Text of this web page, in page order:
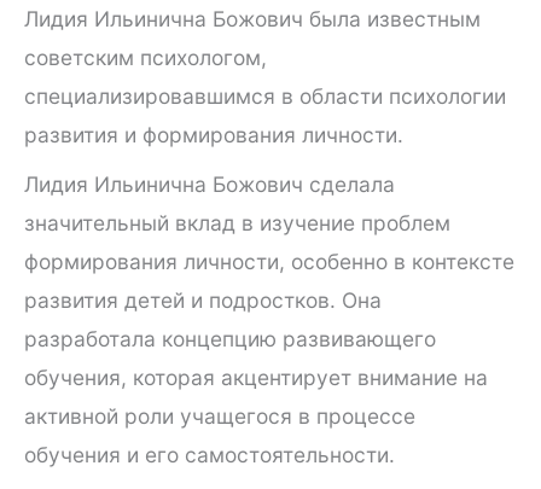
Лидия Ильинична Божович была известным
советским психологом,
специализировавшимся в области психологии
развития и формирования личности.
Лидия Ильинична Божович сделала
значительный вклад в изучение проблем
формирования личности, особенно в контексте
развития детей и подростков. Она
разработала концепцию развивающего
обучения, которая акцентирует внимание на
активной роли учащегося в процессе
обучения и его самостоятельности.